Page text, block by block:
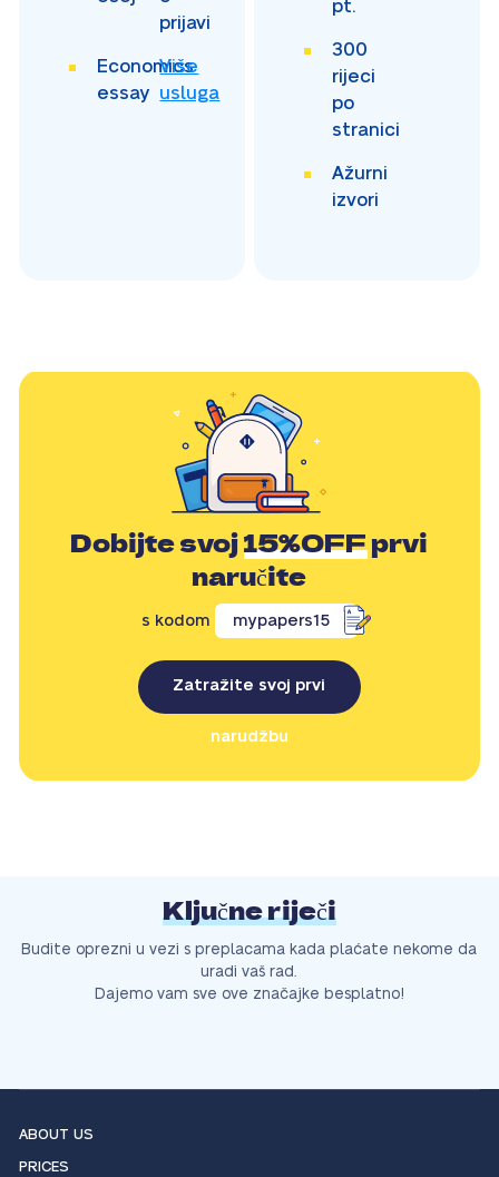
prijavi
Economics
essay
Više
usluga
pt.
300
rijeci
po
stranici
Ažurni
izvori
Dobijte svoj15%OFFprvi
naručite
s kodom mypapers15
Zatražite svoj prvi
narudžbu
Ključne riječi
Budite oprezni u vezi s preplacama kada plaćate nekome da
uradi vaš rad.
Dajemo vam sve ove značajke besplatno!
ABOUT US
PRICES